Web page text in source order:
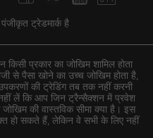
ट्रेडमार्क है
प्रकार का जोखिम शामिल होता
से पैसा खोने का उच्च जोखिम होता है,
की ट्रेडिंग तब तक नहीं करनी
लें कि आप जिन ट्रैन्सैक्शन में प्रवेश
की वास्तविक सीमा क्या है। इस
हो सकते हैं, लेकिन वे सभी के लिए नहीं